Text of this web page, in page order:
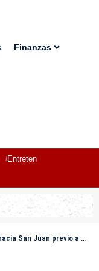
Finanzas
Entretenimiento
a marcha en defensa del agua